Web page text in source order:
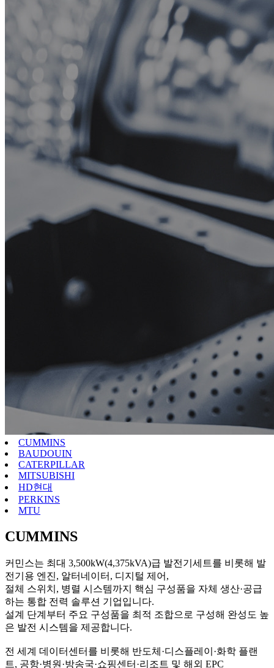
CUMMINS
BAUDOUIN
CATERPILLAR
MITSUBISHI
HD현대
PERKINS
MTU
CUMMINS
커민스는 최대 3,500kW(4,375kVA)급 발전기세트를 비롯해 발
전기용 엔진, 알터네이터, 디지털 제어,
절체 스위치, 병렬 시스템까지 핵심 구성품을 자체 생산·공급
하는 통합 전력 솔루션 기업입니다.
설계 단계부터 주요 구성품을 최적 조합으로 구성해 완성도 높
은 발전 시스템을 제공합니다.
전 세계 데이터센터를 비롯해 반도체·디스플레이·화학 플랜
트, 공항·병원·방송국·쇼핑센터·리조트 및 해외 EPC